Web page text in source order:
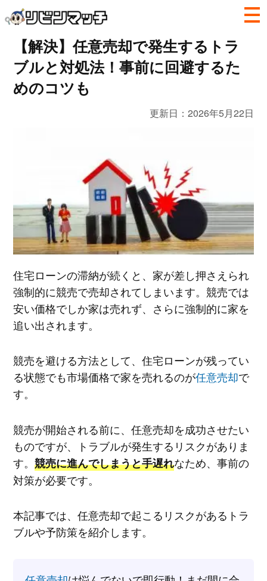
【解決】任意売却で発生するトラ
ブルと対処法！事前に回避するた
めのコツも
更新日：2026年5月22日
住宅ローンの滞納が続くと、家が差し押さえられ
強制的に競売で売却されてしまいます。競売では
安い価格でしか家は売れず、さらに強制的に家を
追い出されます。
競売を避ける方法として、住宅ローンが残ってい
る状態でも市場価格で家を売れるのが任意売却で
す。
競売が開始される前に、任意売却を成功させたい
ものですが、トラブルが発生するリスクがありま
す。 競売に進んでしまうと手遅れなため、事前の
対策が必要です。
本記事では、任意売却で起こるリスクがあるトラ
ブルや予防策を紹介します。